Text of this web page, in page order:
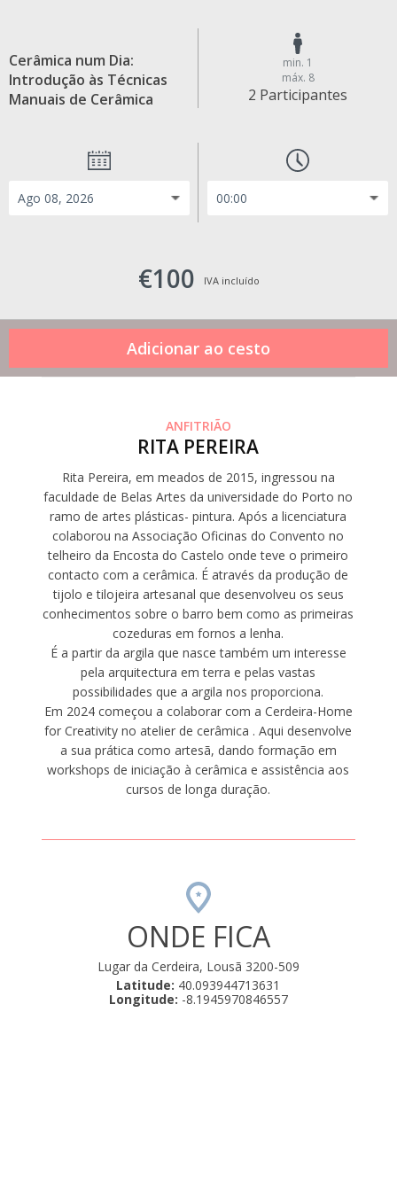
Cerâmica num Dia:
Introdução às Técnicas
Manuais de Cerâmica
min. 1
máx. 8
2 Participantes
€100 IVA incluído
ANFITRIÃO
RITA PEREIRA
Rita Pereira, em meados de 2015, ingressou na
faculdade de Belas Artes da universidade do Porto no
ramo de artes plásticas- pintura. Após a licenciatura
colaborou na Associação Oficinas do Convento no
telheiro da Encosta do Castelo onde teve o primeiro
contacto com a cerâmica. É através da produção de
tijolo e tilojeira artesanal que desenvolveu os seus
conhecimentos sobre o barro bem como as primeiras
cozeduras em fornos a lenha.
É a partir da argila que nasce também um interesse
pela arquitectura em terra e pelas vastas
possibilidades que a argila nos proporciona.
Em 2024 começou a colaborar com a Cerdeira-Home
for Creativity no atelier de cerâmica . Aqui desenvolve
a sua prática como artesã, dando formação em
workshops de iniciação à cerâmica e assistência aos
cursos de longa duração.
ONDE FICA
Lugar da Cerdeira, Lousã 3200-509
Latitude: 40.093944713631
Longitude: -8.1945970846557